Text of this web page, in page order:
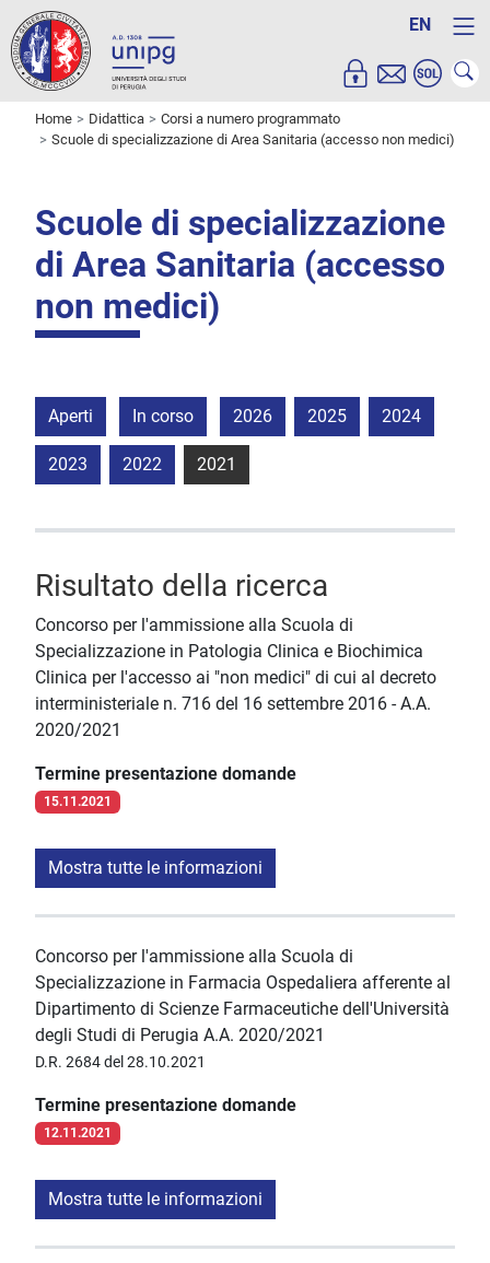
EN
Home Didattica
Corsi a numero programmato
Scuole di specializzazione di Area Sanitaria (accesso non medici)
Scuole di specializzazione
di Area Sanitaria (accesso
non medici)
Aperti In corso 2026 2025 2024
2023 2022 2021
Risultato della ricerca
Concorso per l'ammissione alla Scuola di
Specializzazione in Patologia Clinica e Biochimica
Clinica per l'accesso ai "non medici" di cui al decreto
interministeriale n. 716 del 16 settembre 2016 - A.A.
2020/2021
Termine presentazione domande
15.11.2021
Mostra tutte le informazioni
Concorso per l'ammissione alla Scuola di
Specializzazione in Farmacia Ospedaliera afferente al
Dipartimento di Scienze Farmaceutiche dell'Università
degli Studi di Perugia A.A. 2020/2021
D.R. 2684 del 28.10.2021
Termine presentazione domande
12.11.2021
Mostra tutte le informazioni